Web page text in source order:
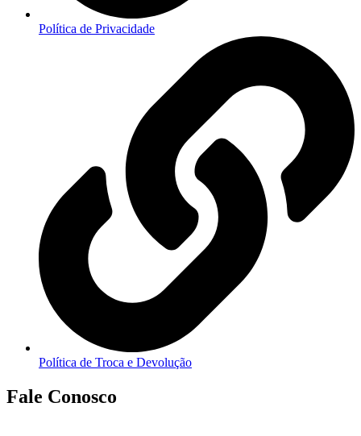
Política de Privacidade
Política de Troca e Devolução
Fale Conosco